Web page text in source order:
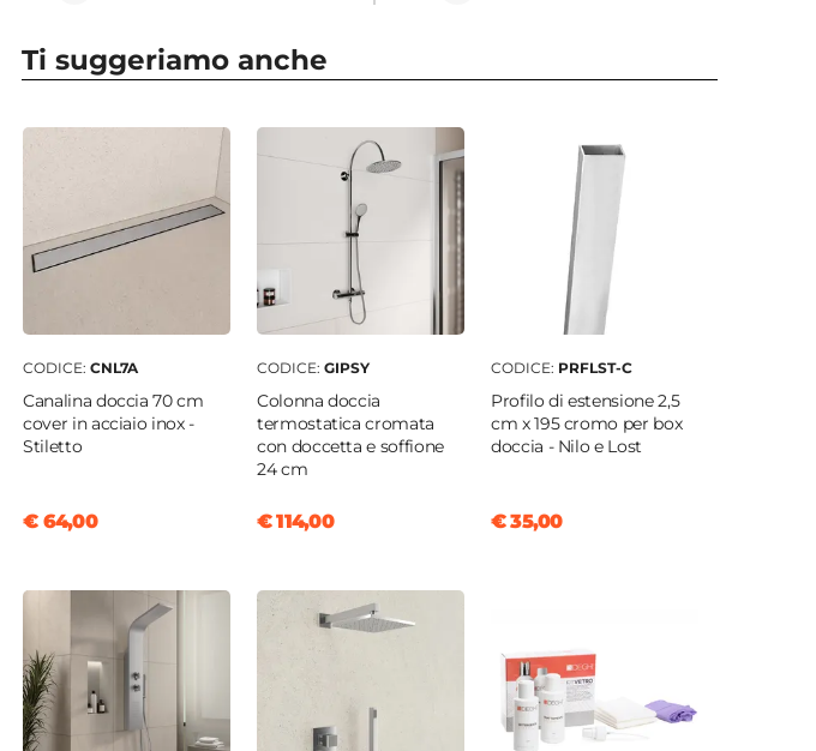
⚲
Ti suggeriamo anche
CODICE: CNL7A
Canalina doccia 70 cm
cover in acciaio inox -
Stiletto
€ 64,00
CODICE: GIPSY
Colonna doccia
termostatica cromata
con doccetta e soffione
24 cm
€ 114,00
CODICE: PRFLST-C
Profilo di estensione 2,5
cm x 195 cromo per box
doccia - Nilo e Lost
€ 35,00